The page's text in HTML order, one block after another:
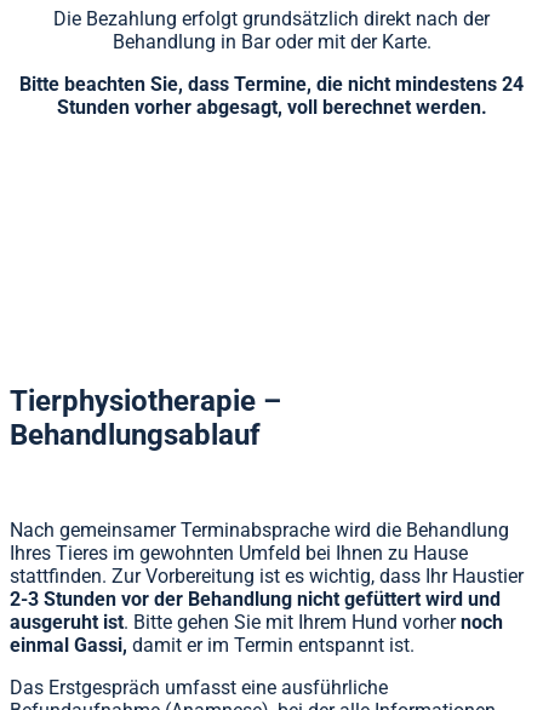
Die Bezahlung erfolgt grundsätzlich direkt nach der
Behandlung in Bar oder mit der Karte.
Bitte beachten Sie, dass Termine, die nicht mindestens 24
Stunden vorher abgesagt, voll berechnet werden.
Tierphysiotherapie –
Behandlungsablauf
Nach gemeinsamer Terminabsprache wird die Behandlung
Ihres Tieres im gewohnten Umfeld bei Ihnen zu Hause
stattfinden. Zur Vorbereitung ist es wichtig, dass Ihr Haustier
2-3 Stunden vor der Behandlung nicht gefüttert wird und
ausgeruht ist. Bitte gehen Sie mit Ihrem Hund vorhernoch
einmal Gassi, damit er im Termin entspannt ist.
Das Erstgespräch umfasst eine ausführliche